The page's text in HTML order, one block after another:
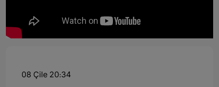
08 Çile 20:34